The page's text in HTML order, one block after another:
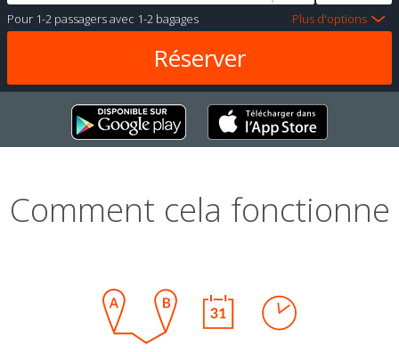
Pour 1-2 passagersavec 1-2 bagages Plus d'options
Comment cela fonctionne